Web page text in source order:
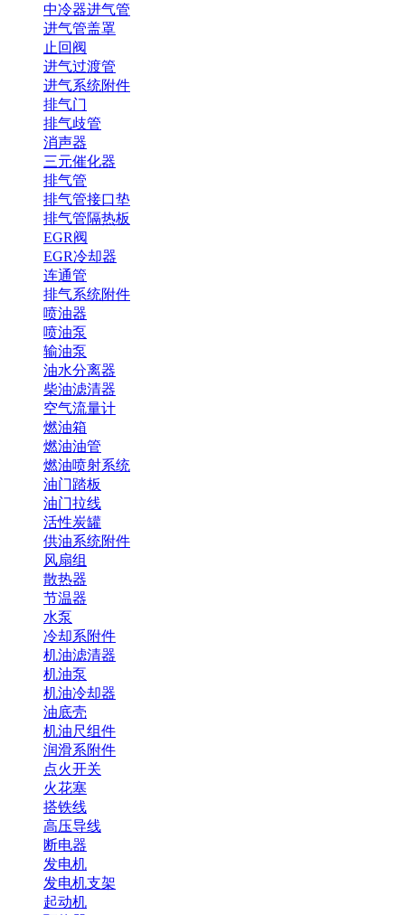
中冷器进气管
进气管盖罩
止回阀
进气过渡管
进气系统附件
排气门
排气歧管
消声器
三元催化器
排气管
排气管接口垫
排气管隔热板
EGR阀
EGR冷却器
连通管
排气系统附件
喷油器
喷油泵
输油泵
油水分离器
柴油滤清器
空气流量计
燃油箱
燃油油管
燃油喷射系统
油门踏板
油门拉线
活性炭罐
供油系统附件
风扇组
散热器
节温器
水泵
冷却系附件
机油滤清器
机油泵
机油冷却器
油底壳
机油尺组件
润滑系附件
点火开关
火花塞
搭铁线
高压导线
断电器
发电机
发电机支架
起动机